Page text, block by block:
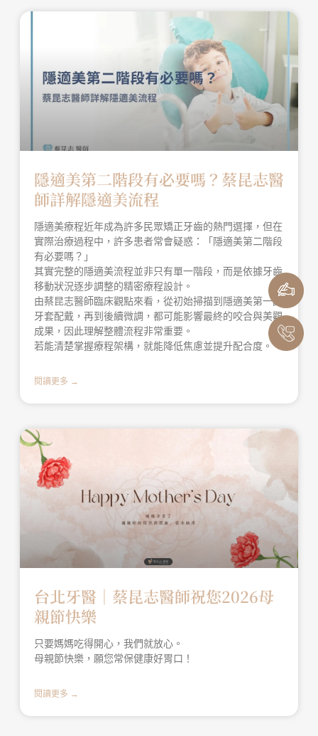
隱適美第二階段有必要嗎？蔡昆志醫
師詳解隱適美流程
隱適美療程近年成為許多民眾矯正牙齒的熱門選擇，但在
實際治療過程中，許多患者常會疑惑：「隱適美第二階段
有必要嗎？」
其實完整的隱適美流程並非只有單一階段，而是依據牙齒
移動狀況逐步調整的精密療程設計。
由蔡昆志醫師臨床觀點來看，從初始掃描到隱適美第一副
牙套配戴，再到後續微調，都可能影響最終的咬合與美觀
成果，因此理解整體流程非常重要。
若能清楚掌握療程架構，就能降低焦慮並提升配合度。
閱讀更多 →
台北牙醫│蔡昆志醫師祝您2026母
親節快樂
只要媽媽吃得開心，我們就放心。
母親節快樂，願您常保健康好胃口！
閱讀更多 →